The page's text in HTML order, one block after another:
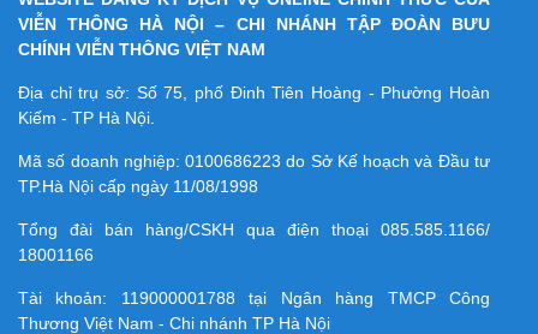
VIỄN THÔNG HÀ NỘI – CHI NHÁNH TẬP ĐOÀN BƯU
CHÍNH VIỄN THÔNG VIỆT NAM
Địa chỉ trụ sở: Số 75, phố Đinh Tiên Hoàng - Phường Hoàn
Kiếm - TP Hà Nội.
Mã số doanh nghiệp:0100686223 do Sở Kế hoạch và Đầu tư
TP.Hà Nội cấp ngày 11/08/1998
Tổng đài bán hàng/CSKH qua điện thoại 085.585.1166/
18001166
Tài khoản: 119000001788 tại Ngân hàng TMCP Công
Thương Việt Nam - Chi nhánh TP Hà Nội